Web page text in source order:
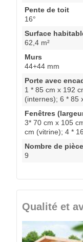
Pente de toit
16°
Surface
62,4 m²
Murs
44+44 mm
Porte avec
1 * 85 cm x 192
(internes); 6 * 85
Fenêtres
3* 70 cm x 105
cm (vitrine); 4 *
Nombre de
9
Qualité et